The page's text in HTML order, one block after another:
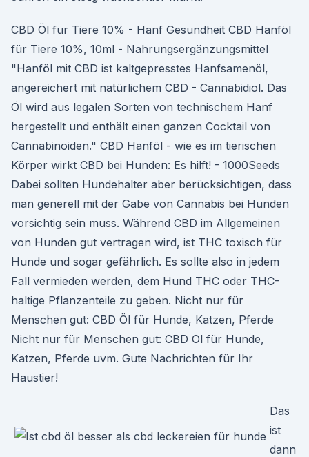
CBD Öl für Tiere 10% - Hanf Gesundheit CBD Hanföl
für Tiere 10%, 10ml - Nahrungsergänzungsmittel
"Hanföl mit CBD ist kaltgepresstes Hanfsamenöl,
angereichert mit natürlichem CBD - Cannabidiol. Das
Öl wird aus legalen Sorten von technischem Hanf
hergestellt und enthält einen ganzen Cocktail von
Cannabinoiden." CBD Hanföl - wie es im tierischen
Körper wirkt CBD bei Hunden: Es hilft! - 1000Seeds
Dabei sollten Hundehalter aber berücksichtigen, dass
man generell mit der Gabe von Cannabis bei Hunden
vorsichtig sein muss. Während CBD im Allgemeinen
von Hunden gut vertragen wird, ist THC toxisch für
Hunde und sogar gefährlich. Es sollte also in jedem
Fall vermieden werden, dem Hund THC oder THC-
haltige Pflanzenteile zu geben. Nicht nur für
Menschen gut: CBD Öl für Hunde, Katzen, Pferde
Nicht nur für Menschen gut: CBD Öl für Hunde,
Katzen, Pferde uvm. Gute Nachrichten für Ihr
Haustier!
Das
ist
dann